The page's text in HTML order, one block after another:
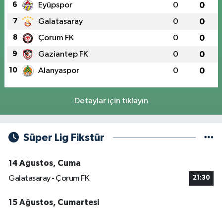
6 Eyüpspor 0 0
7 Galatasaray 0 0
8 Çorum FK 0 0
9 Gaziantep FK 0 0
10 Alanyaspor 0 0
Detaylar için tıklayın
Süper Lig Fikstür
14 Ağustos, Cuma
Galatasaray - Çorum FK
21:30
15 Ağustos, Cumartesi